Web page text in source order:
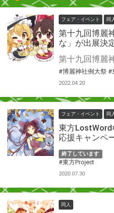
フェア・イベント 同人
第十九回博麗
な」が出展決
#博麗神社例大祭 #
2022.04.20
フェア・イベント 同人
東方
応援キャンペ
終了しています
#東方Project
2020.07.30
同人